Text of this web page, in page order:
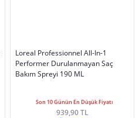
Loreal Professionnel All-In-1
Performer Durulanmayan Saç
Bakım Spreyi 190 ML
Son 10 Günün En Düşük Fiyatı
939,90 TL